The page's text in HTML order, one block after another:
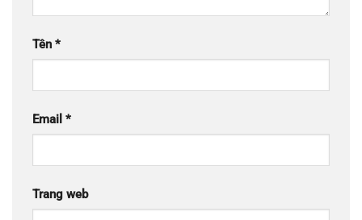
Tên *
Email *
Trang web